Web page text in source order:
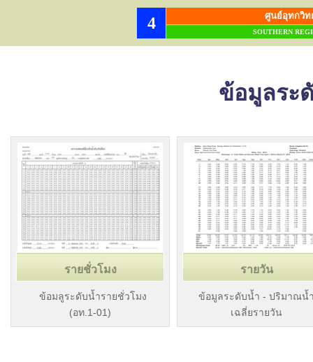
4 ศูนย์อุทกวิท
SOUTHERN
ข้อมูลระ
รายชั่วโมง
ข้อมลูระดับน้ำรายชั่วโมง
(อท.1-01)
รายวัน
ข้อมูลระดับน้ำ - ปริมาณน้
เฉลี่ยรายวัน